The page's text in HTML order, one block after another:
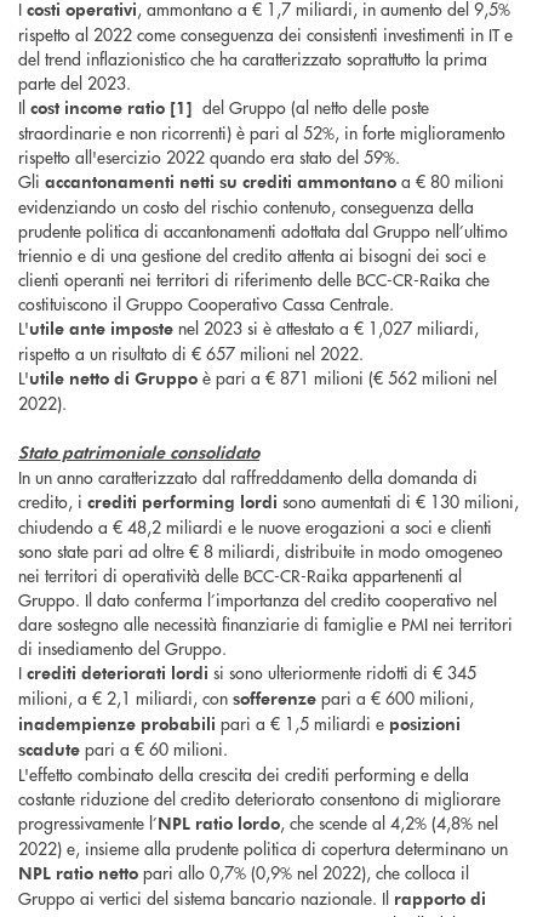
I costi operativi, ammontano a € 1,7 miliardi, in aumento del 9,5%
rispetto al 2022 come conseguenza dei consistenti investimenti in IT e
del trend inflazionistico che ha caratterizzato soprattutto la prima
parte del 2023.
Il cost income ratio [1] del Gruppo (al netto delle poste
straordinarie e non ricorrenti) è pari al 52%, in forte miglioramento
rispetto all'esercizio 2022 quando era stato del 59%.
Gli accantonamenti netti su crediti ammontano a € 80 milioni
evidenziando un costo del rischio contenuto, conseguenza della
prudente politica di accantonamenti adottata dal Gruppo nell’ultimo
triennio e di una gestione del credito attenta ai bisogni dei soci e
clienti operanti nei territori di riferimento delle BCC-CR-Raika che
costituiscono il Gruppo Cooperativo Cassa Centrale.
L'utile ante imposte nel 2023 si è attestato a € 1,027 miliardi,
rispetto a un risultato di € 657 milioni nel 2022.
L'utile netto di Gruppo è pari a € 871 milioni (€ 562 milioni nel
2022).
Stato patrimoniale consolidato
In un anno caratterizzato dal raffreddamento della domanda di
credito, i crediti performing lordi sono aumentati di € 130 milioni,
chiudendo a € 48,2 miliardi e le nuove erogazioni a soci e clienti
sono state pari ad oltre € 8 miliardi, distribuite in modo omogeneo
nei territori di operatività delle BCC-CR-Raika appartenenti al
Gruppo. Il dato conferma l’importanza del credito cooperativo nel
dare sostegno alle necessità finanziarie di famiglie e PMI nei territori
di insediamento del Gruppo.
I crediti deteriorati lordi si sono ulteriormente ridotti di € 345
milioni, a € 2,1 miliardi, con sofferenze pari a € 600 milioni,
inadempienze probabili pari a € 1,5 miliardi e posizioni
scadute pari a € 60 milioni.
L'effetto combinato della crescita dei crediti performing e della
costante riduzione del credito deteriorato consentono di migliorare
progressivamente l’NPL ratio lordo, che scende al 4,2% (4,8% nel
2022) e, insieme alla prudente politica di copertura determinano un
NPL ratio netto pari allo 0,7% (0,9% nel 2022), che colloca il
Gruppo ai vertici del sistema bancario nazionale. Il rapporto di